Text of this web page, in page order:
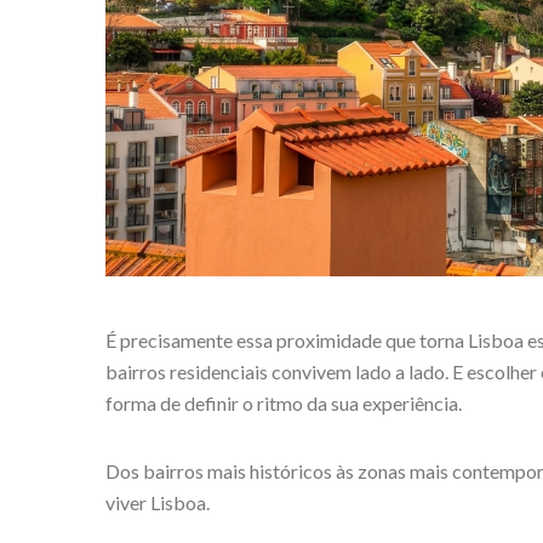
É precisamente essa proximidade que torna Lisboa
bairros residenciais convivem lado a lado. E
forma de definir o ritmo da sua experiência.
Dos bairros mais históricos às zonas mais
viver Lisboa.